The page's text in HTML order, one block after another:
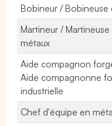
Bobineur / Bobineuse
Martineur /
métaux
Aide compagnon
Aide compagnonne
industrielle
Chef d'équipe en